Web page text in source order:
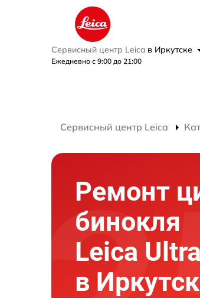
Сервисный центр Leica в Иркутске
Ежедневно с 9:00 до 21:00
Сервисный центр Leica
Ремонт
бинокля
Leica
в